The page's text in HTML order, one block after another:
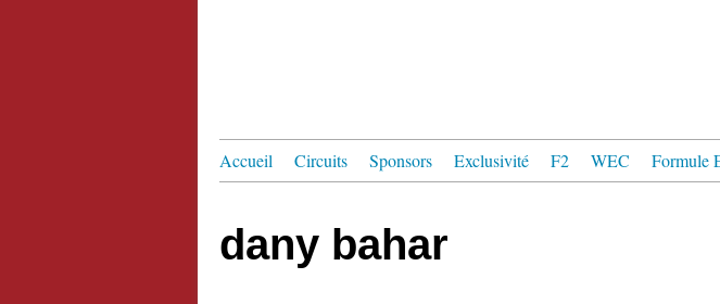
Accueil Circuits Sponsors Exclusivité F2 WEC Formule
dany bahar